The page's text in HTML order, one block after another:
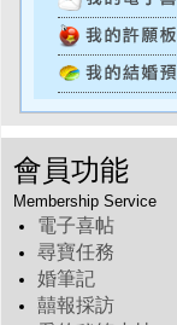
會員功能
Membership Service
電子喜帖
尋寶任務
婚筆記
囍報採訪